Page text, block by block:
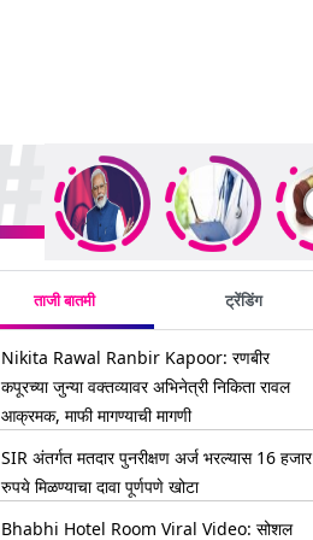
ताजी बातमी ट्रेंडिंग
Nikita Rawal Ranbir Kapoor: रणबीर
कपूरच्या जुन्या वक्तव्यावर अभिनेत्री निकिता रावल
आक्रमक, माफी मागण्याची मागणी
SIR अंतर्गत मतदार पुनरीक्षण अर्ज भरल्यास 16 हजार
रुपये मिळण्याचा दावा पूर्णपणे खोटा
Bhabhi Hotel Room Viral Video: सोशल